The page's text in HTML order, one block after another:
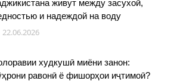
живут между засухой,
и надеждой на воду
22.06.2026
худкушӣ миёни занон:
равонӣ ё фишорҳои иҷтимоӣ?